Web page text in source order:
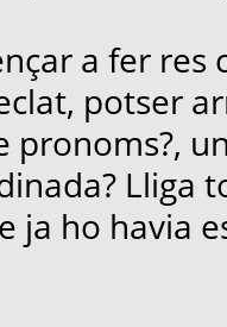
a fer
potser
pronoms?,
Lliga
ja ho havia